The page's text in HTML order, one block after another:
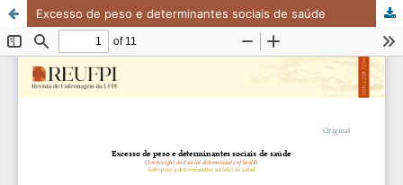
Excesso de peso e determinantes sociais de saúde